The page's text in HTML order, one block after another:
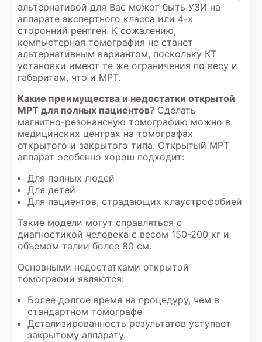
альтернативой для Вас может быть УЗИ на
аппарате экспертного класса или 4-х
сторонний рентген. К сожалению,
компьютерная томография не станет
альтернативным вариантом, поскольку КТ
установки имеют те же ограничения по весу и
габаритам, что и МРТ.
Какие преимущества и недостатки открытой
МРТ для полных пациентов? Сделать
магнитно-резонансную томографию можно в
медицинских центрах на томографах
открытого и закрытого типа. Открытый МРТ
аппарат особенно хорош подходит:
Для полных людей
Для детей
Для пациентов, страдающих клаустрофобией
Такие модели могут справляться с
диагностикой человека с весом 150-200 кг и
объемом талии более 80 см.
Основными недостатками открытой
томографии являются:
Более долгое время на процедуру, чем в
стандартном томографе
Детализированность результатов уступает
закрытому аппарату.